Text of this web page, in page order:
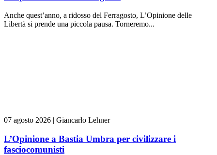
Anche quest’anno, a ridosso del Ferragosto, L’Opinione delle
Libertà si prende una piccola pausa. Torneremo...
07 agosto 2026 | Giancarlo Lehner
L’Opinione a Bastia Umbra per civilizzare i
fasciocomunisti